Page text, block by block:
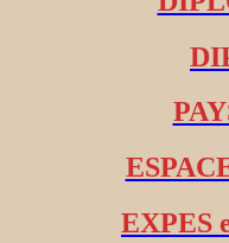
EXPES